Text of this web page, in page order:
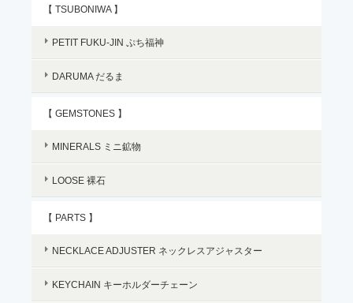
【 TSUBONIWA 】
PETIT FUKU-JIN ぷち福神
DARUMA だるま
【 GEMSTONES 】
MINERALS ミニ鉱物
LOOSE 裸石
【 PARTS 】
NECKLACE ADJUSTER ネックレスアジャスター
KEYCHAIN キーホルダーチェーン